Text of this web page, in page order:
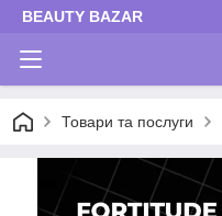
BEAUTY BAZAR
Товари та послуги